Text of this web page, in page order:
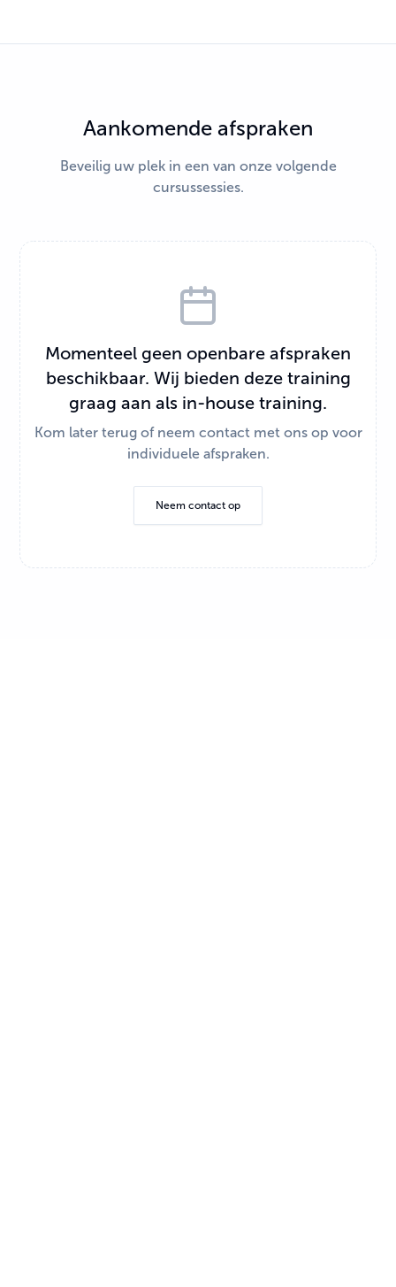
Aankomende afspraken
Beveilig uw plek in een van onze volgende
cursussessies.
Momenteel geen openbare afspraken
beschikbaar. Wij bieden deze training
graag aan als in-house training.
Kom later terug of neem contact met ons op voor
individuele afspraken.
Neem contact op